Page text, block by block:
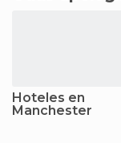
Hoteles en
Manchester